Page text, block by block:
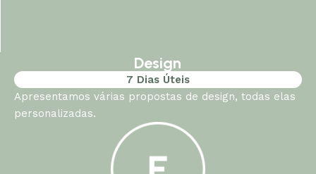
Design
7 Dias Úteis
Apresentamos várias propostas de design, todas elas
personalizadas.